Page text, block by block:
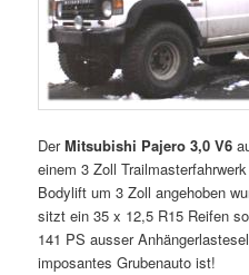
DerMitsubishi Pajero 3,0 V6
einem 3 Zoll
Bodylift um 3 Zoll angehoben
sitzt ein 35 x 12,5 R15 Reifen
141 PS ausser
imposantes Grubenauto ist!